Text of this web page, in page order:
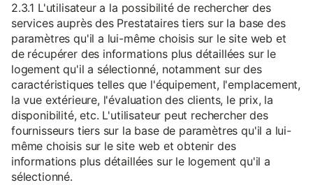
2.3.1 L'utilisateur a la possibilité de rechercher des
services auprès des Prestataires tiers sur la base des
paramètres qu'il a lui-même choisis sur le site web et
de récupérer des informations plus détaillées sur le
logement qu'il a sélectionné, notamment sur des
caractéristiques telles que l'équipement, l'emplacement,
la vue extérieure, l'évaluation des clients, le prix, la
disponibilité, etc. L'utilisateur peut rechercher des
fournisseurs tiers sur la base de paramètres qu'il a lui-
même choisis sur le site web et obtenir des
informations plus détaillées sur le logement qu'il a
sélectionné.